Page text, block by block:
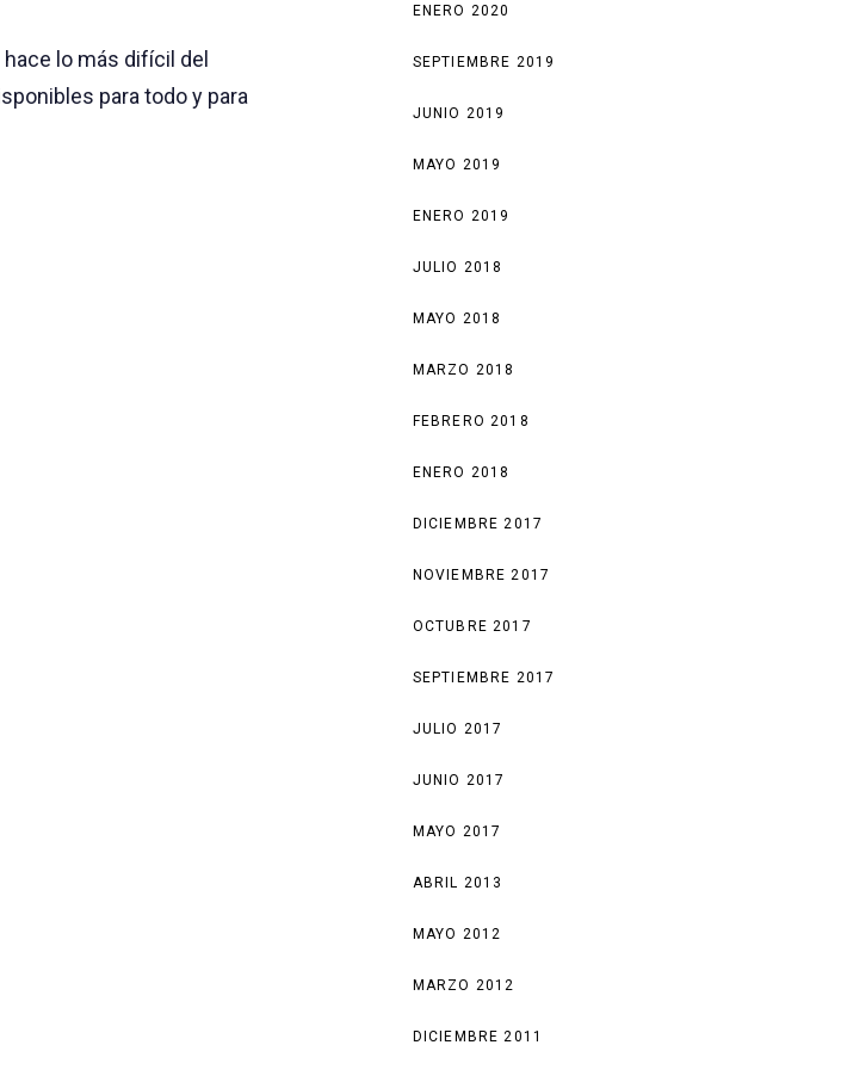
lo más difícil del
para todo y para
ENERO 2020
SEPTIEMBRE 2019
JUNIO 2019
MAYO 2019
ENERO 2019
JULIO 2018
MAYO 2018
MARZO 2018
FEBRERO 2018
ENERO 2018
DICIEMBRE 2017
NOVIEMBRE 2017
OCTUBRE 2017
SEPTIEMBRE 2017
JULIO 2017
JUNIO 2017
MAYO 2017
ABRIL 2013
MAYO 2012
MARZO 2012
DICIEMBRE 2011